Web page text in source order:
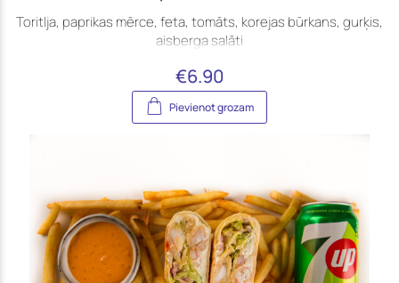
Toritlja, paprikas mērce, feta, tomāts, korejas būrkans, gurķis,
aisberga salāti
€6.90
Pievienot grozam